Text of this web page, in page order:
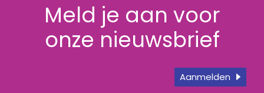
Meld je aan voor
onze nieuwsbrief
Aanmelden